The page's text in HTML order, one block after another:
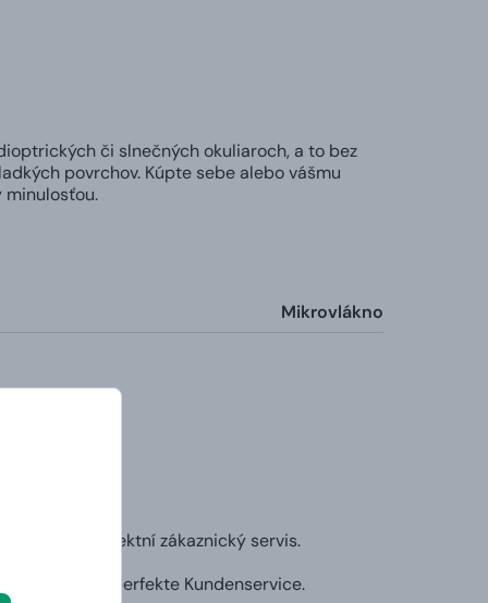
či slnečných okuliaroch, a to bez
povrchov. Kúpte sebe alebo vášmu
Mikrovlákno
určitě perfektní zákaznický servis.
sicher der perfekte Kundenservice.